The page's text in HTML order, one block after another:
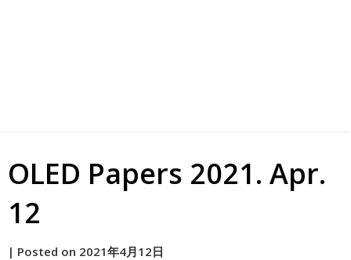
OLED Papers 2021. Apr.
12
by
| Posted on 2021年4月12日